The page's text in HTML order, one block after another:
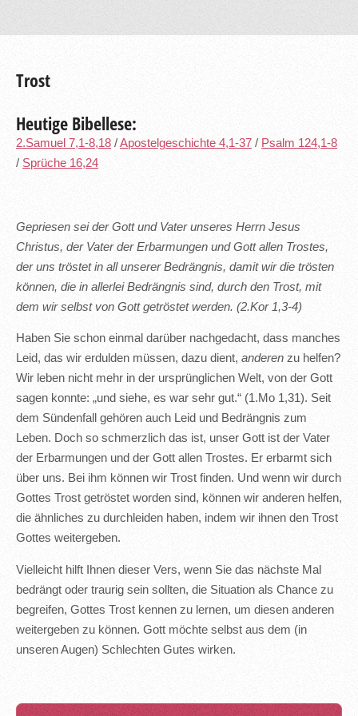
Trost
Heutige Bibellese:
2.Samuel 7,1-8,18 /Apostelgeschichte 4,1-37 / Psalm 124,1-8
/ Sprüche 16,24
Gepriesen sei der Gott und Vater unseres Herrn Jesus
Christus, der Vater der Erbarmungen und Gott allen Trostes,
der uns tröstet in all unserer Bedrängnis, damit wir die trösten
können, die in allerlei Bedrängnis sind, durch den Trost, mit
dem wir selbst von Gott getröstet werden. (2.Kor 1,3-4)
Haben Sie schon einmal darüber nachgedacht, dass manches
Leid, das wir erdulden müssen, dazu dient, anderen zu helfen?
Wir leben nicht mehr in der ursprünglichen Welt, von der Gott
sagen konnte: „und siehe, es war sehr gut.“ (1.Mo 1,31). Seit
dem Sündenfall gehören auch Leid und Bedrängnis zum
Leben. Doch so schmerzlich das ist, unser Gott ist der Vater
der Erbarmungen und der Gott allen Trostes. Er erbarmt sich
über uns. Bei ihm können wir Trost finden. Und wenn wir durch
Gottes Trost getröstet worden sind, können wir anderen helfen,
die ähnliches zu durchleiden haben, indem wir ihnen den Trost
Gottes weitergeben.
Vielleicht hilft Ihnen dieser Vers, wenn Sie das nächste Mal
bedrängt oder traurig sein sollten, die Situation als Chance zu
begreifen, Gottes Trost kennen zu lernen, um diesen anderen
weitergeben zu können. Gott möchte selbst aus dem (in
unseren Augen) Schlechten Gutes wirken.